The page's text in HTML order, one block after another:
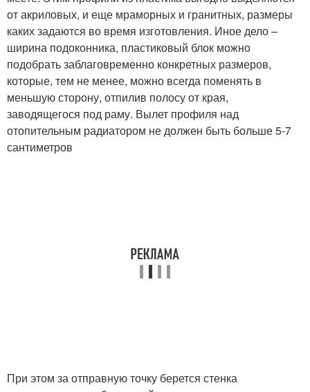
от акриловых, и еще мраморных и гранитных, размеры
каких задаются во время изготовления. Иное дело –
ширина подоконника, пластиковый блок можно
подобрать заблаговременно конкретных размеров,
которые, тем не менее, можно всегда поменять в
меньшую сторону, отпилив полосу от края,
заводящегося под раму. Вылет профиля над
отопительным радиатором не должен быть больше 5-7
сантиметров
При этом за отправную точку берется стенка